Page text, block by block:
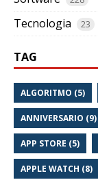
Tecnologia 23
TAG
ALGORITMO (5)
ANNIVERSARIO (9)
APP STORE (5)
APPLE WATCH (8)